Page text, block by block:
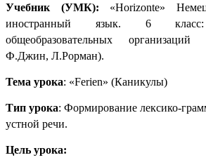
Учебник (УМК): «Horizonte»
иностранный язык. 6
общеобразовательных
Ф.Джин, Л.Рорман).
Тема урока: «Ferien» (Каникулы)
Тип урока: Формирование лексико-
устной речи.
Цель урока: